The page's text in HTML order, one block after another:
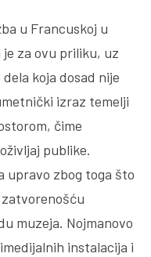
u Francuskoj u
za ovu priliku, uz
koja dosad nije
izraz temelji
čime
publike.
upravo zbog toga što
muzeja. Nojmanovo
instalacija i